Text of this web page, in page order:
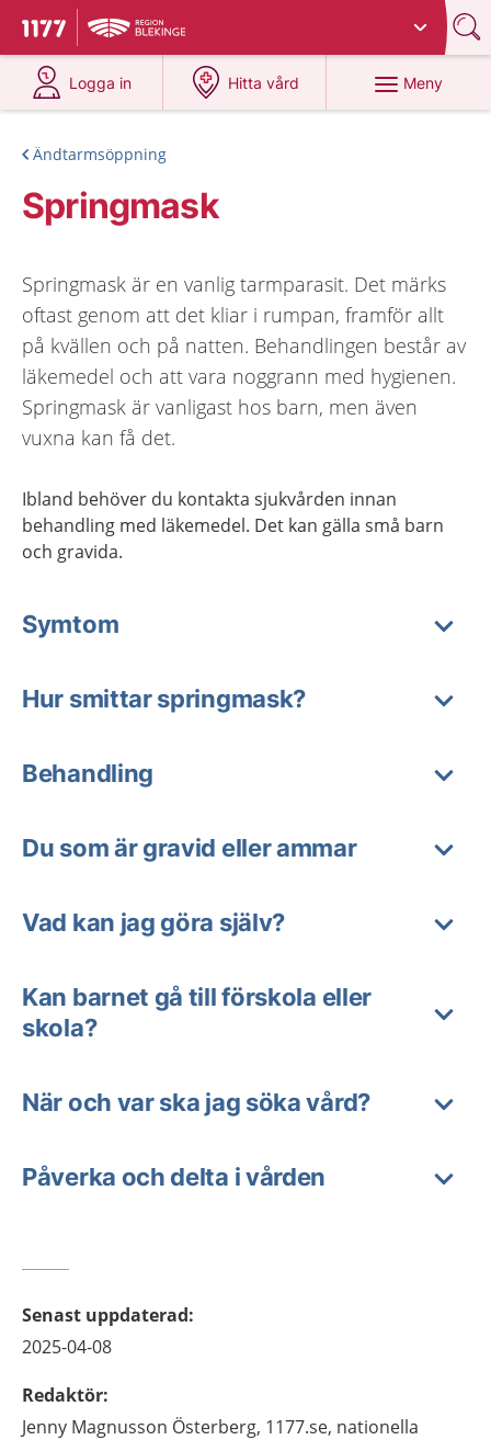
Till startsidan för 1177
Du har valt region
Logga in
på 1177.se
Hitta vård
på 1177.se
Meny
Ändtarmsöppning
Springmask
Springmask är en vanlig tarmparasit. Det märks
oftast genom att det kliar i rumpan, framför allt
på kvällen och på natten. Behandlingen består av
läkemedel och att vara noggrann med hygienen.
Springmask är vanligast hos barn, men även
vuxna kan få det.
Ibland behöver du kontakta sjukvården innan
behandling med läkemedel. Det kan gälla små barn
och gravida.
Symtom
Hur smittar springmask?
Behandling
Du som är gravid eller ammar
Vad kan jag göra själv?
Kan barnet gå till förskola eller
skola?
När och var ska jag söka vård?
Påverka och delta i vården
Senast uppdaterad:
2025-04-08
Redaktör:
Jenny Magnusson Österberg, 1177.se, nationella